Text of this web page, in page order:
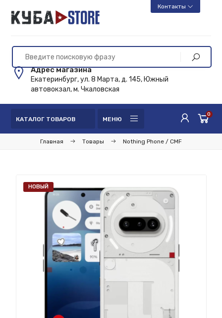
Контакты
Адрес магазина
Екатеринбург, ул. 8 Марта, д. 145, Южный
автовокзал, м. Чкаловская
КАТАЛОГ ТОВАРОВ МЕНЮ
0
Главная Товары Nothing Phone / CMF
НОВЫЙ